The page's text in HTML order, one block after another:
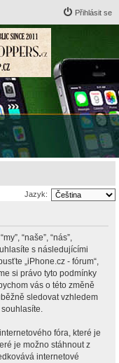
Přihlásit se
Jazyk:
“naše”, “nás”,
s následujícími
„iPhone.cz - fórum“,
si právo tyto podmínky
vás o této změně
sledovat vzhledem
souhlasíte.
fóra, které je
je možno stáhnout z
internetové